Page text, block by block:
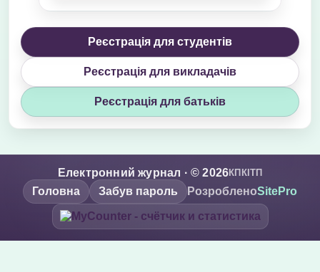
Реєстрація для студентів
Реєстрація для викладачів
Реєстрація для батьків
Електронний журнал · © 2026КПКІТП
Головна Забув пароль РозробленоSitePro